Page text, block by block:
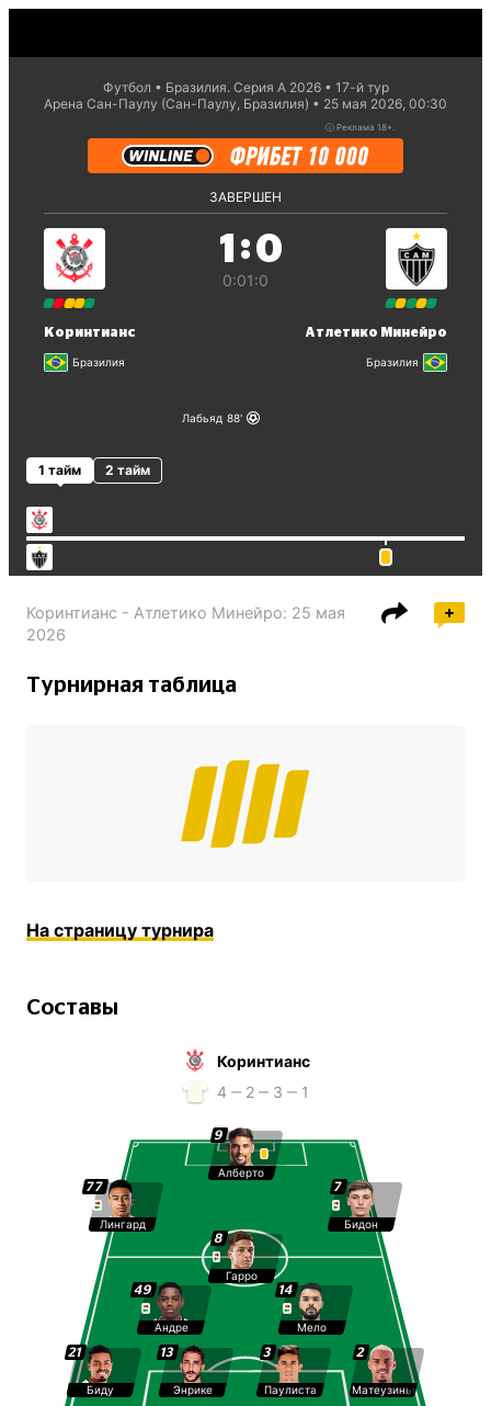
Футбол Бразилия. Серия А 2026
17-й тур
Арена Сан-Паулу (Сан-Паулу, Бразилия)
25 мая 2026, 00:30
ⓘ Реклама 18+.
ЗАВЕРШЕН
Коринтианс
Бразилия
1 :0
0:01:0
Атлетико Минейро
Бразилия
Лабьяд 88
1 тайм 2 тайм
Коринтианс - Атлетико Минейро: 25 мая
2026
Турнирная таблица
На страницу турнира
Составы
Коринтианс
4 ‒ 2 ‒ 3 ‒ 1
77
Лингард
13
Энрике
9
Алберто
3
Паулиста
2
Матеузиньо
14
Мело
8
Гарро
7
Бидон
21
Биду
49
Андре